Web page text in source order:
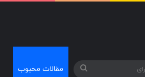
جستجومقالات محبوب